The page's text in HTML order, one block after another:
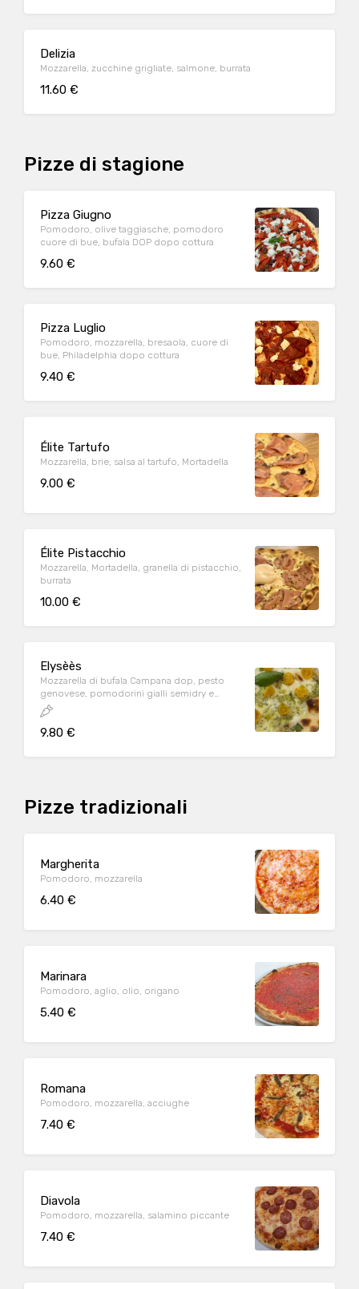
Delizia
Mozzarella, zucchine grigliate, salmone, burrata
11.60 €
Pizze di stagione
Pizza Giugno
Pomodoro, olive taggiasche, pomodoro
cuore di bue, bufala DOP dopo cottura
9.60 €
Pizza Luglio
Pomodoro, mozzarella, bresaola, cuore di
bue, Philadelphia dopo cottura
9.40 €
Élite Tartufo
Mozzarella, brie, salsa al tartufo, Mortadella
9.00 €
Élite Pistacchio
Mozzarella, Mortadella, granella di pistacchio,
burrata
10.00 €
Elysèès
Mozzarella di bufala Campana dop, pesto
genovese, pomodorini gialli semidry e
basilico fresco
9.80 €
Pizze tradizionali
Margherita
Pomodoro, mozzarella
6.40 €
Marinara
Pomodoro, aglio, olio, origano
5.40 €
Romana
Pomodoro, mozzarella, acciughe
7.40 €
Diavola
Pomodoro, mozzarella, salamino piccante
7.40 €